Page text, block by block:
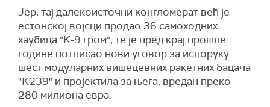
Јер, тај далекоисточни конгломерат већ је
естонској војсци продао 36 самоходних
хаубица "К-9 гром", те је пред крај прошле
године потписао нови уговор за испоруку
шест модуларних вишецевних ракетних бацача
"К239" и пројектила за њега, вредан преко
280 милиона евра.